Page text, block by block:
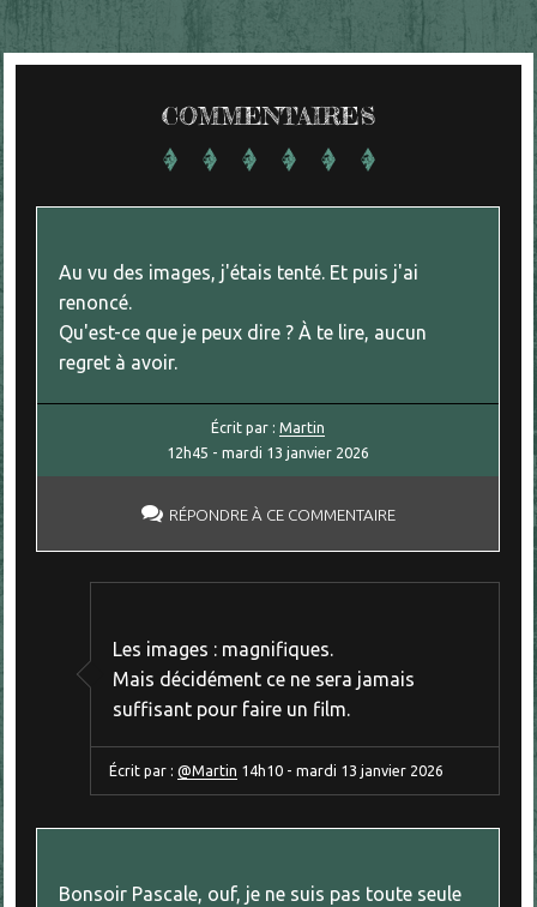
COMMENTAIRES
Au vu des images, j'étais tenté. Et puis j'ai
renoncé.
Qu'est-ce que je peux dire ? À te lire, aucun
regret à avoir.
Écrit par :Martin
12h45 -mardi 13 janvier 2026
RÉPONDRE À CE COMMENTAIRE
Les images : magnifiques.
Mais décidément ce ne sera jamais
suffisant pour faire un film.
Écrit par :@Martin 14h10 -mardi 13 janvier 2026
Bonsoir Pascale, ouf, je ne suis pas toute seule